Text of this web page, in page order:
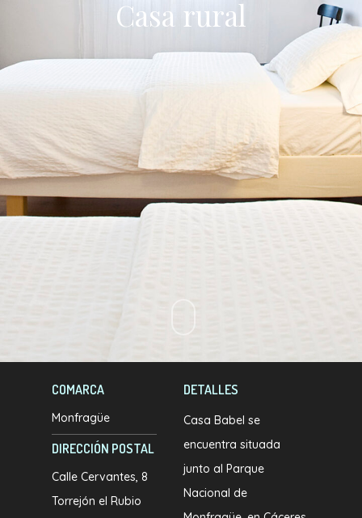
Casa rural
COMARCA
Monfragüe
DIRECCIÓN POSTAL
Calle Cervantes, 8
Torrejón el Rubio
DETALLES
Casa Babel se
encuentra situada
junto al Parque
Nacional de